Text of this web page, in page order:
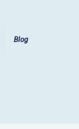
Blog